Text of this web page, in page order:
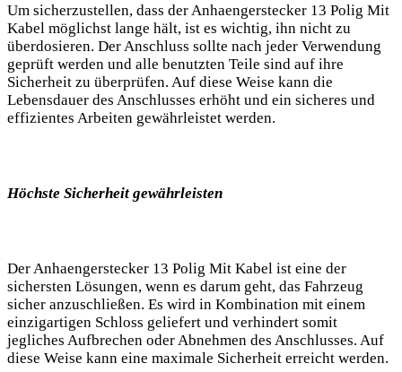
Um sicherzustellen, dass der Anhaengerstecker 13 Polig Mit
Kabel möglichst lange hält, ist es wichtig, ihn nicht zu
überdosieren. Der Anschluss sollte nach jeder Verwendung
geprüft werden und alle benutzten Teile sind auf ihre
Sicherheit zu überprüfen. Auf diese Weise kann die
Lebensdauer des Anschlusses erhöht und ein sicheres und
effizientes Arbeiten gewährleistet werden.
Höchste Sicherheit gewährleisten
Der Anhaengerstecker 13 Polig Mit Kabel ist eine der
sichersten Lösungen, wenn es darum geht, das Fahrzeug
sicher anzuschließen. Es wird in Kombination mit einem
einzigartigen Schloss geliefert und verhindert somit
jegliches Aufbrechen oder Abnehmen des Anschlusses. Auf
diese Weise kann eine maximale Sicherheit erreicht werden.